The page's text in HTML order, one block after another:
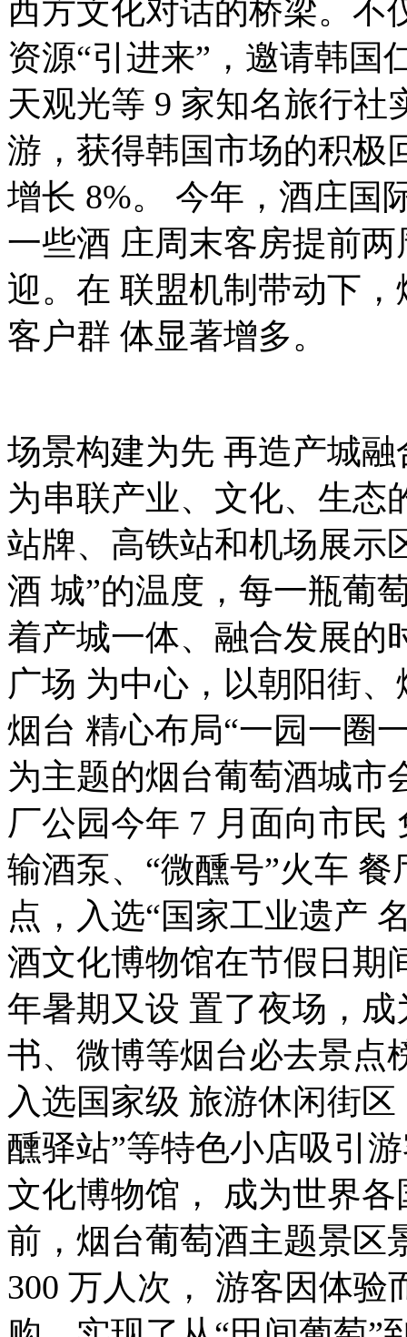
西方文化对话的桥梁。不
资源“引进来”，邀请韩国
天观光等 9 家知名旅行
游，获得韩国市场的积极
增长 8%。 今年，酒庄国
一些酒 庄周末客房提前
迎。在 联盟机制带动下
客户群 体显著增多。
场景构建为先 再造产城
为串联产业、文化、生态
站牌、高铁站和机场展示
酒 城”的温度，每一瓶葡
着产城一体、融合发展的
广场 为中心，以朝阳街
烟台 精心布局“一园一圈
为主题的烟台葡萄酒城市
厂公园今年 7 月面向市民
输酒泵、“微醺号”火车
点，入选“国家工业遗产
酒文化博物馆在节假日期
年暑期又设 置了夜场，
书、微博等烟台必去景点
入选国家级 旅游休闲街
醺驿站”等特色小店吸引
文化博物馆， 成为世界
前，烟台葡萄酒主题景区
300 万人次， 游客因体